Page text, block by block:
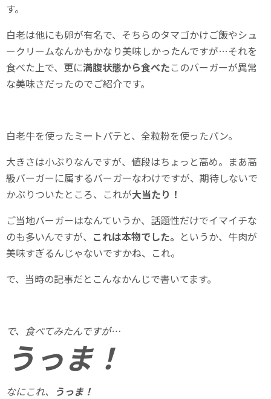
す。
白老は他にも卵が有名で、そちらのタマゴかけご飯やシュ
ークリームなんかもかなり美味しかったんですが…それを
食べた上で、更に満腹状態から食べたこのバーガーが異常
な美味さだったのでご紹介です。
白老牛を使ったミートパテと、全粒粉を使ったパン。
大きさは小ぶりなんですが、値段はちょっと高め。まあ高
級バーガーに属するバーガーなわけですが、期待しないで
かぶりついたところ、これが大当たり！
ご当地バーガーはなんていうか、話題性だけでイマイチな
のも多いんですが、 これは本物でした。 というか、牛肉が
美味すぎるんじゃないですかね、これ。
で、当時の記事だとこんなかんじで書いてます。
で、食べてみたんですが…
うっま！
なにこれ、
うっま！